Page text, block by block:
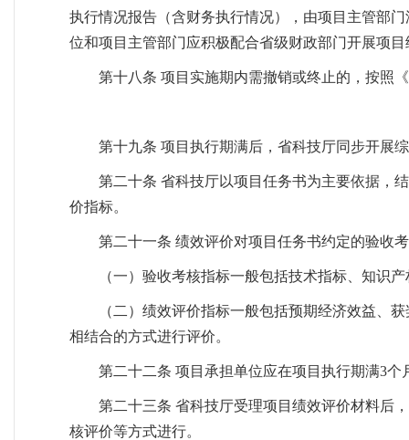
执行情况报告（含财务执行情况），由项目主管部
位和项目主管部门应积极配合省级财政部门开展项
第十八条 项目实施期内需撤销或终止的，按照
第十九条 项目执行期满后，省科技厅同步开展
第二十条 省科技厅以项目任务书为主要依据，
价指标。
第二十一条 绩效评价对项目任务书约定的验收
（一）验收考核指标一般包括技术指标、知识
（二）绩效评价指标一般包括预期经济效益、
相结合的方式进行评价。
第二十二条 项目承担单位应在项目执行期满3
第二十三条 省科技厅受理项目绩效评价材料后
核评价等方式进行。